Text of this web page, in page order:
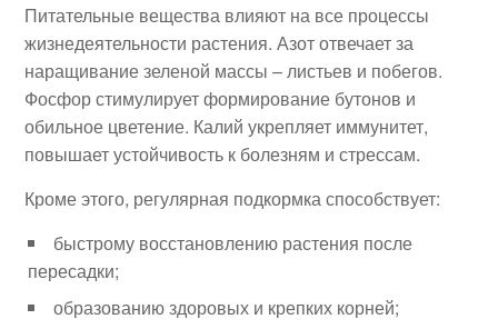
Питательные вещества влияют на все процессы
жизнедеятельности растения. Азот отвечает за
наращивание зеленой массы – листьев и побегов.
Фосфор стимулирует формирование бутонов и
обильное цветение. Калий укрепляет иммунитет,
повышает устойчивость к болезням и стрессам.
Кроме этого, регулярная подкормка способствует:
быстрому восстановлению растения после
пересадки;
образованию здоровых и крепких корней;